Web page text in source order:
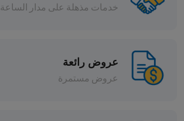
جبنة حلوم ديماس 250 جم 2 حبة
خدمات مذهلة على مدار الساعة 24/7
عروض رائعة
عروض مستمرة